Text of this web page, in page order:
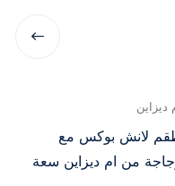
ديزاين
لانش بوكس مع
من ام ديزاين سعة